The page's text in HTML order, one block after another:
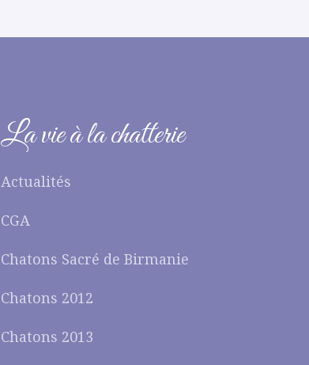
La vie à la chatterie
Actualités
CGA
Chatons Sacré de Birmanie
Chatons 2012
Chatons 2013